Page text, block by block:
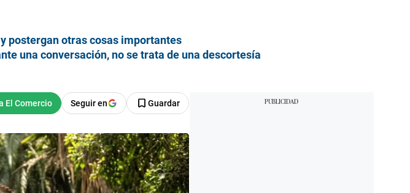
postergan otras cosas importantes
una conversación, no se trata de una descortesía
Seguir en Guardar